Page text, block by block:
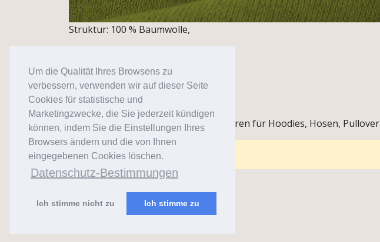
Um die Qualität Ihres Browsens zu
verbessern, verwenden wir auf dieser Seite
Cookies für statistische und
Marketingzwecke, die Sie jederzeit kündigen
können, indem Sie die Einstellungen Ihres
Browsers ändern und die von Ihnen
eingegebenen Cookies löschen.
Datenschutz-Bestimmungen
Ich stimme nicht zu Ich stimme zu
Struktur: 100 % Baumwolle,
Breite: 195 cm /+,-5%
Menge: 1 Rolle~43 m
Anmerkungen / Anwendung: Strickwaren für Hoodies, Hosen, Pullover
Comments are closed for this post.